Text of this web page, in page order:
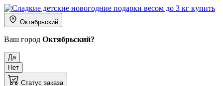
Октябрьский
Ваш город Октябрьский?
Да
Нет
Статус заказа